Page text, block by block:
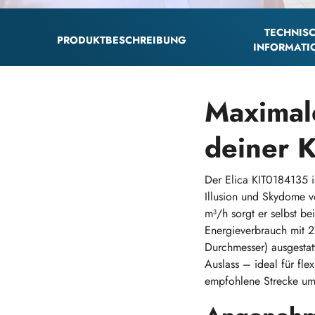
PRODUKTBESCHREIBUNG
deiner
Der Elica KIT0184135
Illusion und Skydome
m³/h sorgt er selbst
Energieverbrauch mit
Durchmesser)
Auslass – ideal für
empfohlene Strecke